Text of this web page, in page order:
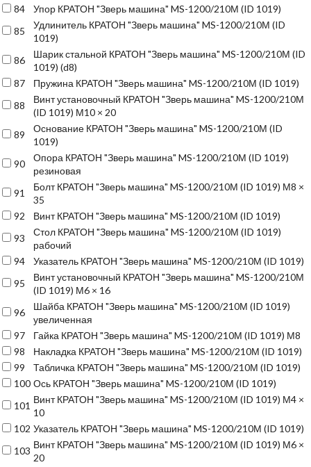
84
Упор КРАТОН "Зверь машина" MS-1200/210М (ID 1019)
85
Удлинитель КРАТОН "Зверь машина" MS-1200/210М (ID
1019)
86
Шарик стальной КРАТОН "Зверь машина" MS-1200/210М (ID
1019) (d8)
87
Пружина КРАТОН "Зверь машина" MS-1200/210М (ID 1019)
88
Винт установочный КРАТОН "Зверь машина" MS-1200/210М
(ID 1019) М10 × 20
89
Основание КРАТОН "Зверь машина" MS-1200/210М (ID
1019)
90
Опора КРАТОН "Зверь машина" MS-1200/210М (ID 1019)
резиновая
91
Болт КРАТОН "Зверь машина" MS-1200/210М (ID 1019) М8 ×
35
92
Винт КРАТОН "Зверь машина" MS-1200/210М (ID 1019)
93
Стол КРАТОН "Зверь машина" MS-1200/210М (ID 1019)
рабочий
94
Указатель КРАТОН "Зверь машина" MS-1200/210М (ID 1019)
95
Винт установочный КРАТОН "Зверь машина" MS-1200/210М
(ID 1019) М6 × 16
96
Шайба КРАТОН "Зверь машина" MS-1200/210М (ID 1019)
увеличенная
97
Гайка КРАТОН "Зверь машина" MS-1200/210М (ID 1019) М8
98
Накладка КРАТОН "Зверь машина" MS-1200/210М (ID 1019)
99
Табличка КРАТОН "Зверь машина" MS-1200/210М (ID 1019)
100 Ось КРАТОН "Зверь машина" MS-1200/210М (ID 1019)
101
Винт КРАТОН "Зверь машина" MS-1200/210М (ID 1019) М4 ×
10
102 Указатель КРАТОН "Зверь машина" MS-1200/210М (ID 1019)
103
Винт КРАТОН "Зверь машина" MS-1200/210М (ID 1019) М6 ×
20